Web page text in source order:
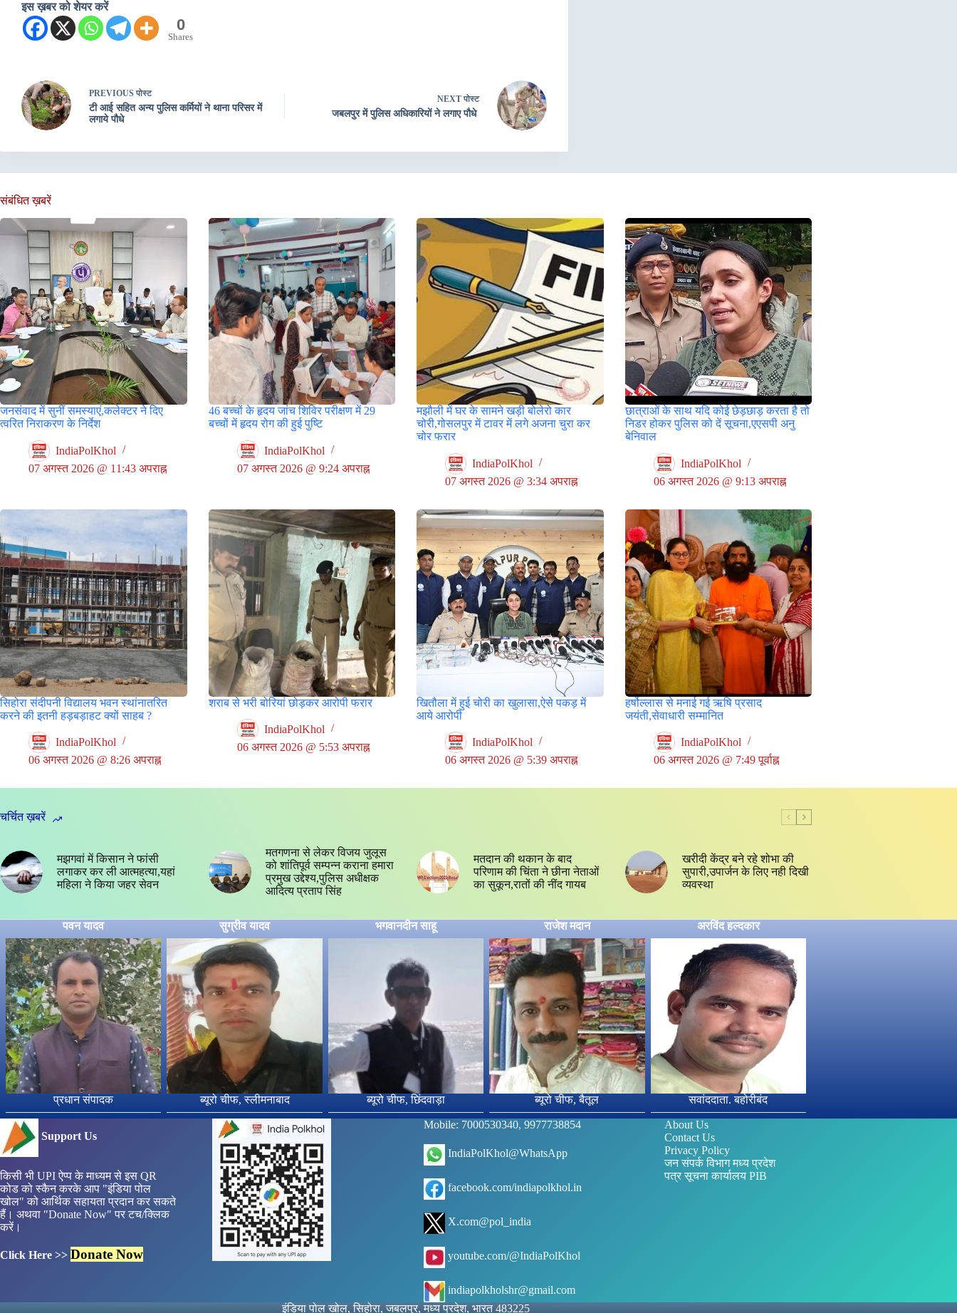
इस ख़बर को शेयर करें
0
Shares
PREVIOUS पोस्ट
टी आई सहित अन्य पुलिस कर्मियों ने थाना परिसर में
लगाये पौधे
NEXT पोस्ट
जबलपुर में पुलिस अधिकारियों ने लगाए पौधे
संबंधित ख़बरें
जनसंवाद में सुनीं समस्याएं,कलेक्टर ने दिए
त्वरित निराकरण के निर्देश
IndiaPolKhol
07 अगस्त 2026 @ 11:43 अपराह्न
46 बच्चों के हृदय जांच शिविर परीक्षण में 29
बच्चों में हृदय रोग की हुई पुष्टि
IndiaPolKhol
07 अगस्त 2026 @ 9:24 अपराह्न
मझौली में घर के सामने खड़ी बोलेरो कार
चोरी,गोसलपुर में टावर में लगे अजना चुरा कर
चोर फरार
IndiaPolKhol
07 अगस्त 2026 @ 3:34 अपराह्न
छात्राओं के साथ यदि कोई छेड़छाड़ करता है तो
निडर होकर पुलिस को दें सूचना,एएसपी अनु
बेनिवाल
IndiaPolKhol
06 अगस्त 2026 @ 9:13 अपराह्न
सिहोरा संदीपनी विद्यालय भवन स्थांनातरित
करने की इतनी हड़बड़ाहट क्यों साहब ?
IndiaPolKhol
06 अगस्त 2026 @ 8:26 अपराह्न
शराब से भरी बोरियां छोड़कर आरोपी फरार
IndiaPolKhol
06 अगस्त 2026 @ 5:53 अपराह्न
खितौला में हुई चोरी का खुलासा,ऐसे पकड़ में
आये आरोपी
IndiaPolKhol
06 अगस्त 2026 @ 5:39 अपराह्न
हर्षोल्लास से मनाई गई ऋषि प्रसाद
जयंती,सेवाधारी सम्मानित
IndiaPolKhol
06 अगस्त 2026 @ 7:49 पूर्वाह्न
चर्चित ख़बरें
मझगवां में किसान ने फांसी
लगाकर कर ली आत्महत्या,यहां
महिला ने किया जहर सेवन
मतगणना से लेकर विजय जुलूस
को शांतिपूर्व सम्पन्न कराना हमारा
प्रमुख उद्देश्य,पुलिस अधीक्षक
आदित्य प्रताप सिंह
मतदान की थकान के बाद
परिणाम की चिंता ने छीना नेताओं
का सुकून,रातों की नींद गायब
खरीदी केंद्र बने रहे शोभा की
सुपारी,उपार्जन के लिए नही दिखी
व्यवस्था
पवन यादव
प्रधान संपादक
सुग्रीव यादव
ब्यूरो चीफ, स्लीमनाबाद
भगवानदीन साहू
ब्यूरो चीफ, छिंदवाड़ा
राजेश मदान
ब्यूरो चीफ, बैतूल
अरविंद हल्दकार
सवांददाता. बहोरीबंद
Support Us
किसी भी UPI ऐप्प के माध्यम से इस QR
कोड को स्कैन करके आप "इंडिया पोल
खोल" को आर्थिक सहायता प्रदान कर सकते
हैं। अथवा "Donate Now" पर टच/क्लिक
करें।
Click Here >> Donate Now
Mobile: 7000530340, 9977738854
IndiaPolKhol@WhatsApp
facebook.com/indiapolkhol.in
X.com@pol_india
youtube.com/@IndiaPolKhol
indiapolkholshr@gmail.com
About Us
Contact Us
Privacy Policy
जन संपर्क विभाग मध्य प्रदेश
पत्र सूचना कार्यालय PIB
इंडिया पोल खोल, सिहोरा, जबलपुर, मध्य प्रदेश, भारत 483225